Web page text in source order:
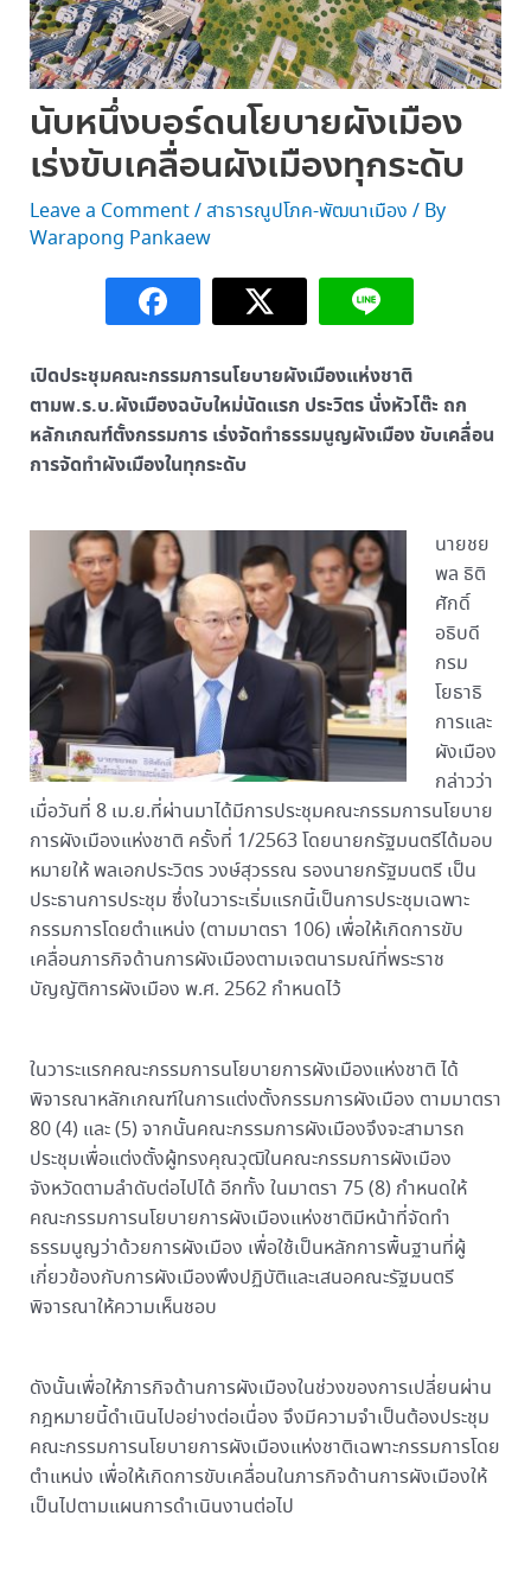
นับหนึ่งบอร์ดนโยบายผังเมือง
เร่งขับเคลื่อนผังเมืองทุกระดับ
Leave a Comment/สาธารณูปโภค-พัฒนาเมือง / By
Warapong Pankaew
เปิดประชุมคณะกรรมการนโยบายผังเมืองแห่งชาติ
ตามพ.ร.บ.ผังเมืองฉบับใหม่นัดแรก ประวิตร นั่งหัวโต๊ะ ถก
หลักเกณฑ์ตั้งกรรมการ เร่งจัดทำธรรมนูญผังเมือง ขับเคลื่อน
การจัดทำผังเมืองในทุกระดับ
นายชย
พล ธิติ
ศักดิ์
อธิบดี
กรม
โยธาธิ
การและ
ผังเมือง
กล่าวว่า
เมื่อวันที่ 8 เม.ย.ที่ผ่านมาได้มีการประชุมคณะกรรมการนโยบาย
การผังเมืองแห่งชาติ ครั้งที่ 1/2563 โดยนายกรัฐมนตรีได้มอบ
หมายให้ พลเอกประวิตร วงษ์สุวรรณ รองนายกรัฐมนตรี เป็น
ประธานการประชุม ซึ่งในวาระเริ่มแรกนี้เป็นการประชุมเฉพาะ
กรรมการโดยตำแหน่ง (ตามมาตรา 106) เพื่อให้เกิดการขับ
เคลื่อนภารกิจด้านการผังเมืองตามเจตนารมณ์ที่พระราช
บัญญัติการผังเมือง พ.ศ. 2562 กำหนดไว้
ในวาระแรกคณะกรรมการนโยบายการผังเมืองแห่งชาติ ได้
พิจารณาหลักเกณฑ์ในการแต่งตั้งกรรมการผังเมือง ตามมาตรา
80 (4) และ (5) จากนั้นคณะกรรมการผังเมืองจึงจะสามารถ
ประชุมเพื่อแต่งตั้งผู้ทรงคุณวุฒิในคณะกรรมการผังเมือง
จังหวัดตามลำดับต่อไปได้ อีกทั้ง ในมาตรา 75 (8) กำหนดให้
คณะกรรมการนโยบายการผังเมืองแห่งชาติมีหน้าที่จัดทำ
ธรรมนูญว่าด้วยการผังเมือง เพื่อใช้เป็นหลักการพื้นฐานที่ผู้
เกี่ยวข้องกับการผังเมืองพึงปฏิบัติและเสนอคณะรัฐมนตรี
พิจารณาให้ความเห็นชอบ
ดังนั้นเพื่อให้ภารกิจด้านการผังเมืองในช่วงของการเปลี่ยนผ่าน
กฎหมายนี้ดำเนินไปอย่างต่อเนื่อง จึงมีความจำเป็นต้องประชุม
คณะกรรมการนโยบายการผังเมืองแห่งชาติเฉพาะกรรมการโดย
ตำแหน่ง เพื่อให้เกิดการขับเคลื่อนในภารกิจด้านการผังเมืองให้
เป็นไปตามแผนการดำเนินงานต่อไป